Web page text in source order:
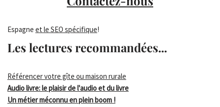
Espagne et le SEO spécifique!
Les lectures recommandées...
Référencer votre gîte ou maison rurale
Audio livre: le plaisir de l'audio et du livre
Un métier méconnu en plein boom !